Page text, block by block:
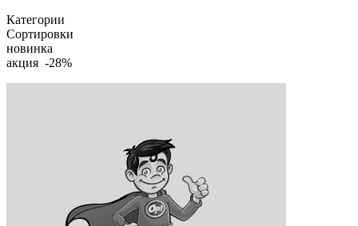
Категории
Сортировки
новинка
акция -28%